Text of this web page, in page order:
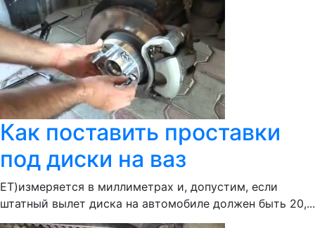
Как поставить проставки
под диски на ваз
ЕТ)измеряется в миллиметрах и, допустим, если
штатный вылет диска на автомобиле должен быть 20,...